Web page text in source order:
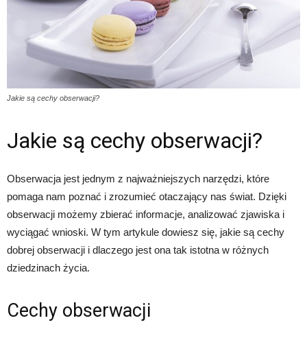
Jakie są cechy obserwacji?
Jakie są cechy obserwacji?
Obserwacja jest jednym z najważniejszych narzędzi, które
pomaga nam poznać i zrozumieć otaczający nas świat. Dzięki
obserwacji możemy zbierać informacje, analizować zjawiska i
wyciągać wnioski. W tym artykule dowiesz się, jakie są cechy
dobrej obserwacji i dlaczego jest ona tak istotna w różnych
dziedzinach życia.
Cechy obserwacji